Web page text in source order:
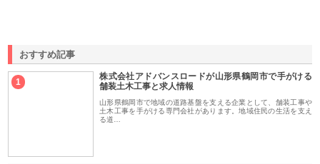
おすすめ記事
1
株式会社アドバンスロードが山形県鶴岡市で手がける
舗装土木工事と求人情報
山形県鶴岡市で地域の道路基盤を支える企業として、舗装工事や
土木工事を手がける専門会社があります。地域住民の生活を支え
る道…